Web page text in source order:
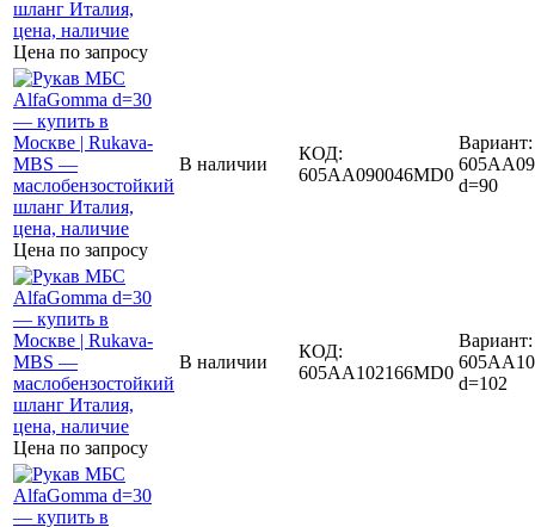
Цена по запросу
Цена по запросу
В наличии
КОД:
605AA090046MD0
Вариант:
d=90
Цена по запросу
В наличии
КОД:
605AA102166MD0
Вариант:
d=102